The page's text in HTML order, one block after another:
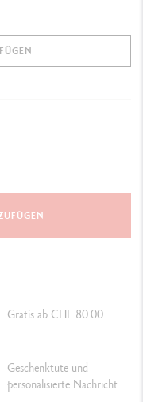
Gratis ab CHF 80.00
Geschenktüte und
personalisierte Nachricht